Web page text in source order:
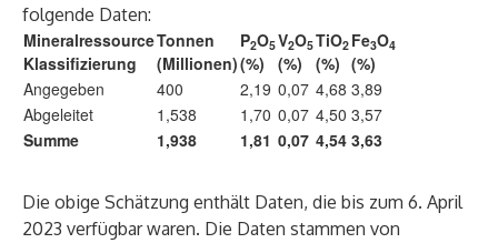
folgende Daten:
Mineralressource
Klassifizierung
Tonnen
(Millionen)
P2O5
(%)
V2O5
(%)
TiO2
(%)
Fe3O4
(%)
Angegeben
400 2,19 0,07 4,68 3,89
Abgeleitet
1,538 1,70 0,07 4,50 3,57
Summe
1,938 1,81 0,07 4,54 3,63
Die obige Schätzung enthält Daten, die bis zum 6. April
2023 verfügbar waren. Die Daten stammen von